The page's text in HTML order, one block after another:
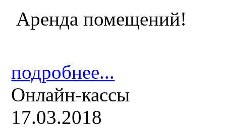
Аренда помещений!
подробнее...
Онлайн-кассы
17.03.2018